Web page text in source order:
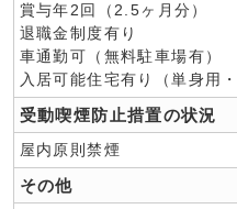
賞与年2回（2.5ヶ月分）
退職金制度有り
車通勤可（無料駐車場有）
入居可能住宅有り（単身用
受動喫煙防止措置の状況
屋内原則禁煙
その他